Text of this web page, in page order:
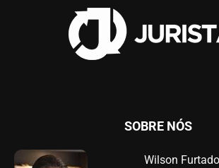
SOBRE NÓS
Wilson